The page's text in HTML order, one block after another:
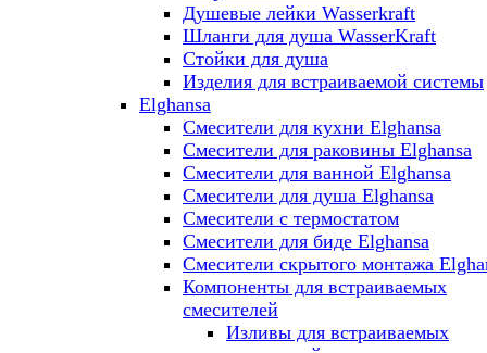
Душевые лейки Wasserkraft
Шланги для душа WasserKraft
Стойки для душа
Изделия для встраиваемой системы
Elghansa
Смесители для кухни Elghansa
Смесители для раковины Elghansa
Смесители для ванной Elghansa
Смесители для душа Elghansa
Смесители с термостатом
Смесители для биде Elghansa
Смесители скрытого монтажа
Компоненты для встраиваемых
смесителей
Изливы для встраиваемых